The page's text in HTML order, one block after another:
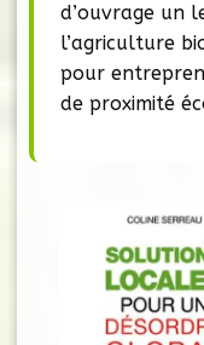
d’ouvrage un
l’agriculture
pour
de proximité